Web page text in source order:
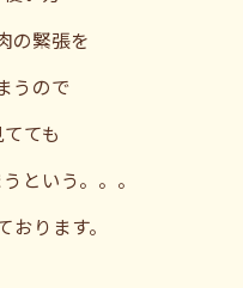
の緊張を
うので
ても
という。。。
ります。